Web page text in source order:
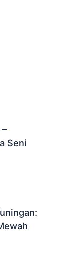
–
Seni